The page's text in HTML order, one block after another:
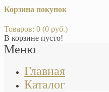
Корзина покупок
Товаров: 0 (0 руб.)
В корзине пусто!
Меню
Главная
Каталог